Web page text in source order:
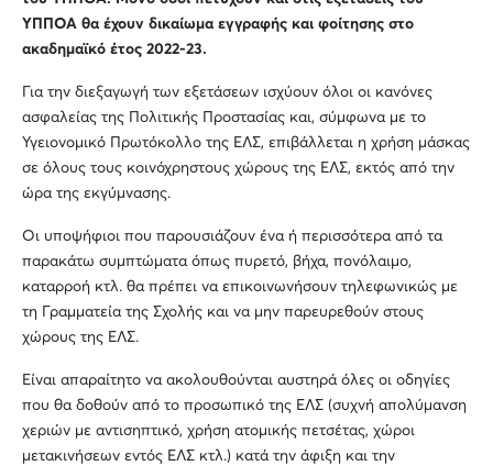
ΥΠΠΟΑ θα έχουν δικαίωμα εγγραφής και φοίτησης στο
ακαδημαϊκό έτος 2022-23.
Για την διεξαγωγή των εξετάσεων ισχύουν όλοι οι κανόνες
ασφαλείας της Πολιτικής Προστασίας και, σύμφωνα με το
Υγειονομικό Πρωτόκολλο της ΕΛΣ, επιβάλλεται η χρήση μάσκας
σε όλους τους κοινόχρηστους χώρους της ΕΛΣ, εκτός από την
ώρα της εκγύμνασης.
Οι υποψήφιοι που παρουσιάζουν ένα ή περισσότερα από τα
παρακάτω συμπτώματα όπως πυρετό, βήχα, πονόλαιμο,
καταρροή κτλ. θα πρέπει να επικοινωνήσουν τηλεφωνικώς με
τη Γραμματεία της Σχολής και να μην παρευρεθούν στους
χώρους της ΕΛΣ.
Είναι απαραίτητο να ακολουθούνται αυστηρά όλες οι οδηγίες
που θα δοθούν από το προσωπικό της ΕΛΣ (συχνή απολύμανση
χεριών με αντισηπτικό, χρήση ατομικής πετσέτας, χώροι
μετακινήσεων εντός ΕΛΣ κτλ.) κατά την άφιξη και την